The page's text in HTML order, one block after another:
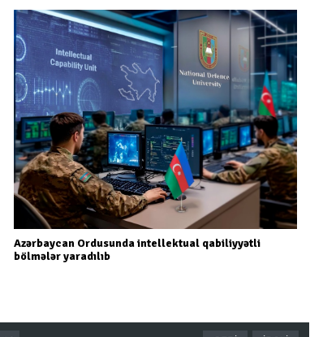
Azərbaycan Ordusunda intellektual qabiliyyətli
bölmələr yaradılıb